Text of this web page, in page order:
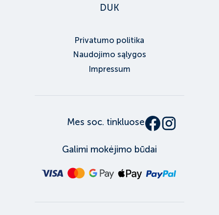
DUK
Privatumo politika
Naudojimo sąlygos
Impressum
Mes soc. tinkluose
Galimi mokėjimo būdai